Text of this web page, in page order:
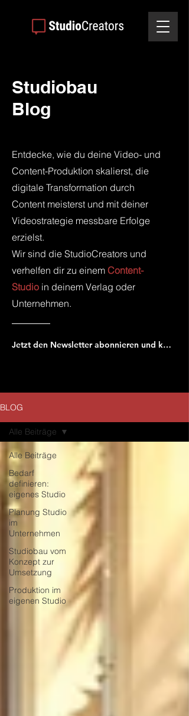
Studiobau
Blog
Entdecke, wie du deine Video- und
Content-Produktion skalierst, die
digitale Transformation durch
Content meisterst und mit deiner
Videostrategie messbare Erfolge
erzielst.
Wir sind die StudioCreators und
verhelfen dir zu einem Content-
Studio in deinem Verlag oder
Unternehmen.
Jetzt den Newsletter abonnieren und keinen neuen Beitrag verpassen!
BLOG
Alle Beiträge
Bedarf
definieren:
eigenes Studio
Planung Studio
im
Unternehmen
Studiobau vom
Konzept zur
Umsetzung
Produktion im
eigenen Studio
Alle Beiträge